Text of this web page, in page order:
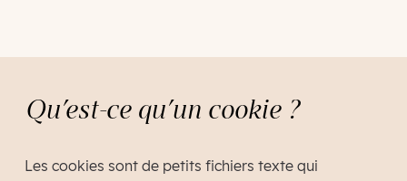
Qu’est-ce qu’un cookie ?
Les cookies sont de petits fichiers texte qui